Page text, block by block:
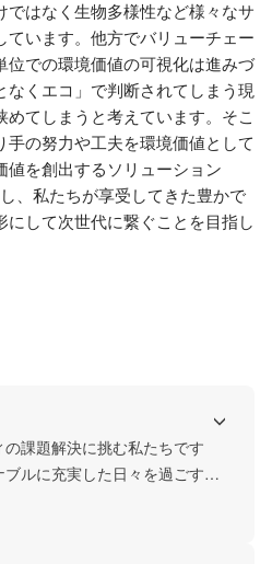
ではなく生物多様性など様々なサ
ています。他方でバリューチェー
位での環境価値の可視化は進みづ
なくエコ」で判断されてしまう現
てしまうと考えています。そこ
手の努力や工夫を環境価値として
値を創出するソリューション
、私たちが享受してきた豊かで
にして次世代に繋ぐことを目指し
課題解決に挑む私たちです
ルに充実した日々を過ごすこ